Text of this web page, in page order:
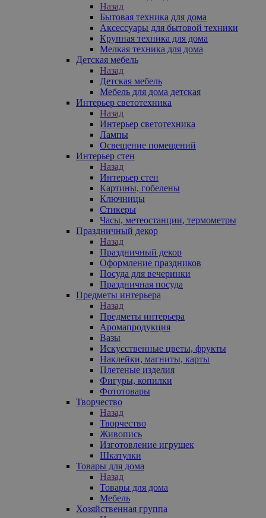
Назад
Бытовая техника для дома
Аксессуары для бытовой техники
Крупная техника для дома
Мелкая техника для дома
Детская мебель
Назад
Детская мебель
Мебель для дома детская
Интерьер светотехника
Назад
Интерьер светотехника
Лампы
Освещение помещений
Интерьер стен
Назад
Интерьер стен
Картины, гобелены
Ключницы
Стикеры
Часы, метеостанции, термометры
Праздничный декор
Назад
Праздничный декор
Оформление праздников
Посуда для вечеринки
Праздничная посуда
Предметы интерьера
Назад
Предметы интерьера
Аромапродукция
Вазы
Искусственные цветы, фрукты
Наклейки, магниты, карты
Плетеные изделия
Фигуры, копилки
Фототовары
Творчество
Назад
Творчество
Живопись
Изготовление игрушек
Шкатулки
Товары для дома
Назад
Товары для дома
Мебель
Хозяйственная группа